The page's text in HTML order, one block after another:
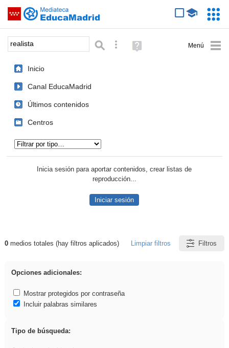
Saltar navegación
Palabra o frase: Búsqueda avanzada
Ayuda
(en
Inicio
Canal EducaMadrid
Últimos contenidos
Centros
Inicia sesión para aportar contenidos, crear listas de
reproducción...
Iniciar sesión
Resultados de: realista
0medios totales (hay filtros aplicados) Limpiar filtros Filtros
Opciones adicionales:
Mostrar protegidos por contraseña
Incluir palabras similares
Tipo de búsqueda: